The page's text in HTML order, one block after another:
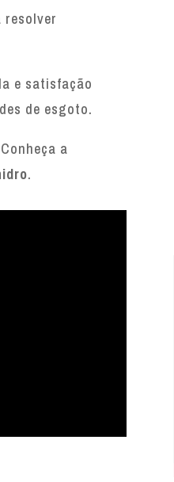
resolver
e satisfação
de esgoto.
a
.